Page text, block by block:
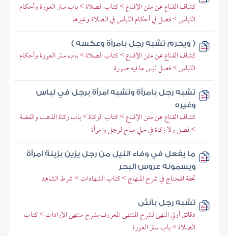
كشاف القناع عن متن الإقناع > كتاب الصلاة > باب ستر العورة وأحكام
اللباس > فصل في أحكام اللباس في الصلاة وغيرها
( ويحرم تشبه رجل بامرأة وعكسه )
كشاف القناع عن متن الإقناع > كتاب الصلاة > باب ستر العورة وأحكام
اللباس > فصل لبس ما فيه صورة
تشبه رجل بامرأة وتشبه امرأة برجل في لباس
وغيره
كشاف القناع عن متن الإقناع > كتاب الزكاة > باب زكاة الذهب والفضة
> فصل ولا زكاة في حلي مباح لرجل وامرأة
ما يفعل في وفاء النيل من رجل يزين بزينة امرأة
ويسمونه عروس البحر
تحفة المحتاج في شرح المنهاج > كتاب الشهادات > شرط الشاهد
تشبه رجل بأنثى
دقائق أولي النهى لشرح المنتهى المعروف بشرح منتهى الإرادات > كتاب
الصلاة > باب ستر العورة